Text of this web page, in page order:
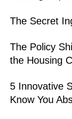
The Secret
The Policy
the Housing
5 Innovative
Know You